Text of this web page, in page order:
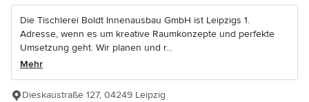
Die Tischlerei Boldt Innenausbau GmbH ist Leipzigs 1.
Adresse, wenn es um kreative Raumkonzepte und perfekte
Umsetzung geht. Wir planen und r...
Mehr
Dieskaustraße 127, 04249 Leipzig